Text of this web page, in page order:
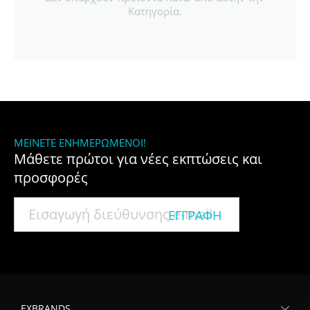
Κατηγορία.
ΜΕΊΝΕΤΕ ΕΝΗΜΕΡΩΜΈΝΟΙ!
Μάθετε πρώτοι για νέες εκπτώσεις και
προσφορές
ΕΓΓΡΑΦΉ